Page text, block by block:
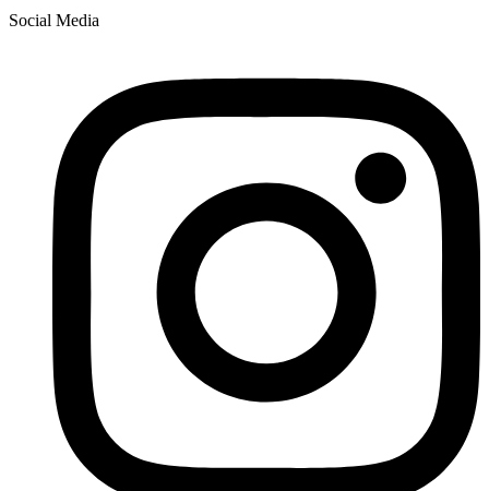
Social Media